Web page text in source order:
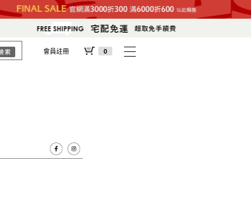
會員註冊 0